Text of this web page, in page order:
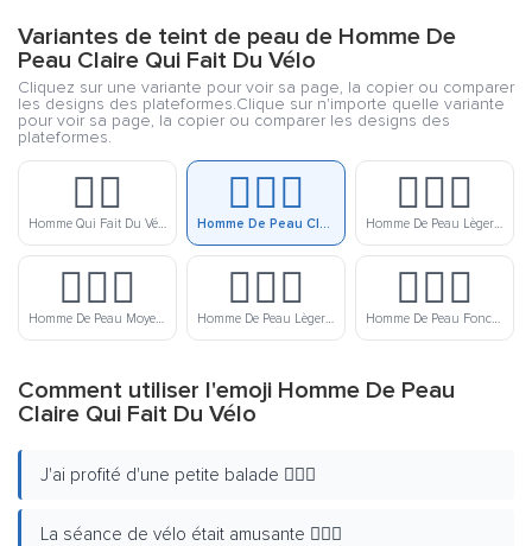
Variantes de teint de peau de Homme De
Peau Claire Qui Fait Du Vélo
Cliquez sur une variante pour voir sa page, la copier ou comparer
les designs des plateformes.Clique sur n'importe quelle variante
pour voir sa page, la copier ou comparer les designs des
plateformes.
🚴‍♂️
Homme Qui Fait Du Vélo
🚴🏻‍♂️
Homme De Peau Claire Qui Fait Du Vélo
🚴🏼‍♂️
Homme De Peau Lègerement Claire Qui Fait Du Vélo
🚴🏽‍♂️
Homme De Peau Moyenne Qui Fait Du Vélo
🚴🏾‍♂️
Homme De Peau Lègerement Foncée Qui Fait Du Vélo
🚴🏿‍♂️
Homme De Peau Foncée Qui Fait Du Vélo
Comment utiliser l'emoji Homme De Peau
Claire Qui Fait Du Vélo
J'ai profité d'une petite balade 🚴🏻‍♂️
La séance de vélo était amusante 🚴🏻‍♂️